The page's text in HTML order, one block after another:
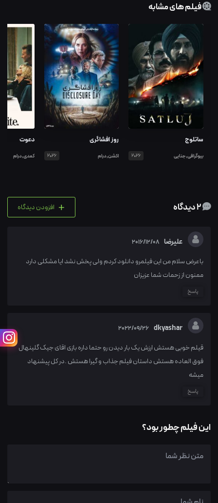
فیلم های مشابه
ساتلوج
بیوگرافی,جنایی 2026
روز افشاگری
اکشن,درام 2026
دعوت
کمدی,درام
+ افزودن دیدگاه
علیرضا 2016/12/08
باعرض سلام من این فیلمرو دانلود کردم ولی پخش نشد ایا مشکلی دارد
ممنون از زحمات شما عزیزان
پاسخ
dkyashar
2022/09/26
قیلم خوبی هستش ارزش یک بار دیدن رو حتما داره بازی اقای جیک گلینهال
فوق العاده هستش داستان فیلم جذاب و گیرا هستش .در کل پیشنهاد
میشه
پاسخ
این فیلم چطور بود؟